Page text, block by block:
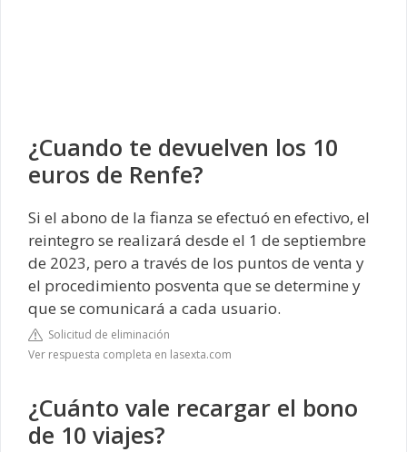
¿Cuando te devuelven los 10
euros de Renfe?
Si el abono de la fianza se efectuó en efectivo, el
reintegro se realizará desde el 1 de septiembre
de 2023, pero a través de los puntos de venta y
el procedimiento posventa que se determine y
que se comunicará a cada usuario.
Solicitud de eliminación
Ver respuesta completa en lasexta.com
¿Cuánto vale recargar el bono
de 10 viajes?